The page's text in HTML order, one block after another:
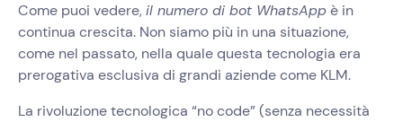
Come puoi vedere, il numero di bot WhatsAppè in
continua crescita. Non siamo più in una situazione,
come nel passato, nella quale questa tecnologia era
prerogativa esclusiva di grandi aziende come KLM.
La rivoluzione tecnologica “no code” (senza necessità